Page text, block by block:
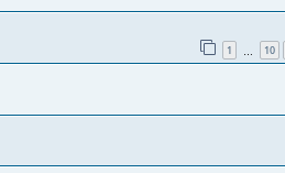
1 10